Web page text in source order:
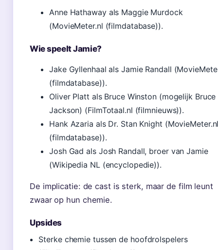
Anne Hathaway als Maggie Murdock
(MovieMeter.nl (filmdatabase)).
Wie speelt Jamie?
Jake Gyllenhaal als Jamie Randall
(filmdatabase)).
Oliver Platt als Bruce Winston (mogelijk Bruce
Jackson) (FilmTotaal.nl (filmnieuws)).
Hank Azaria als Dr. Stan Knight
(filmdatabase)).
Josh Gad als Josh Randall, broer van Jamie
(Wikipedia NL (encyclopedie)).
De implicatie: de cast is sterk, maar de film leunt
zwaar op hun chemie.
Upsides
Sterke chemie tussen de hoofdrolspelers